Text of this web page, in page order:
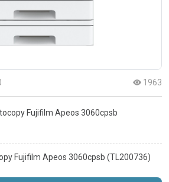
1963
Fujifilm Apeos 3060cpsb
Fujifilm Apeos 3060cpsb (TL200736)